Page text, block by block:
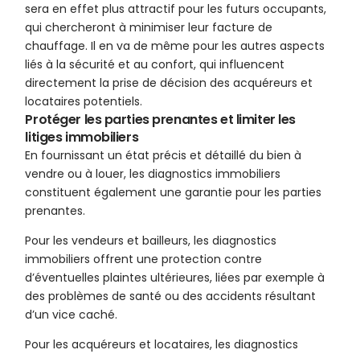
sera en effet plus attractif pour les futurs occupants,
qui chercheront à minimiser leur facture de
chauffage. Il en va de même pour les autres aspects
liés à la sécurité et au confort, qui influencent
directement la prise de décision des acquéreurs et
locataires potentiels.
Protéger les parties prenantes et limiter les
litiges immobiliers
En fournissant un état précis et détaillé du bien à
vendre ou à louer, les diagnostics immobiliers
constituent également une garantie pour les parties
prenantes.
Pour les vendeurs et bailleurs, les diagnostics
immobiliers offrent une protection contre
d’éventuelles plaintes ultérieures, liées par exemple à
des problèmes de santé ou des accidents résultant
d’un vice caché.
Pour les acquéreurs et locataires, les diagnostics